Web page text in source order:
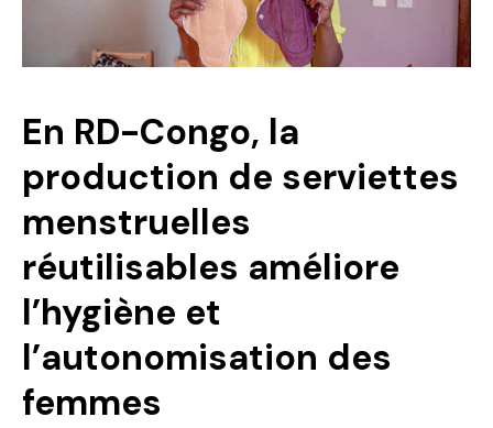
Entreprenariat
En RD-Congo, la
production de serviettes
menstruelles
réutilisables améliore
l’hygiène et
l’autonomisation des
femmes